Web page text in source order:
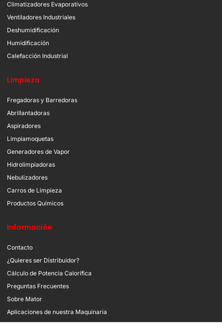
Climatizadores Evaporativos
Ventiladores Industriales
Deshumidificación
Humidificación
Calefacción Industrial
Limpieza
Fregadoras y Barredoras
Abrillantadoras
Aspiradores
Limpiamoquetas
Generadores de Vapor
Hidrolimpiadoras
Nebulizadores
Carros de Limpieza
Productos Químicos
Información
Contacto
¿Quieres ser Distribuidor?
Cálculo de Potencia Calorífica
Preguntas Frecuentes
Sobre Mator
Aplicaciones de nuestra Maquinaria